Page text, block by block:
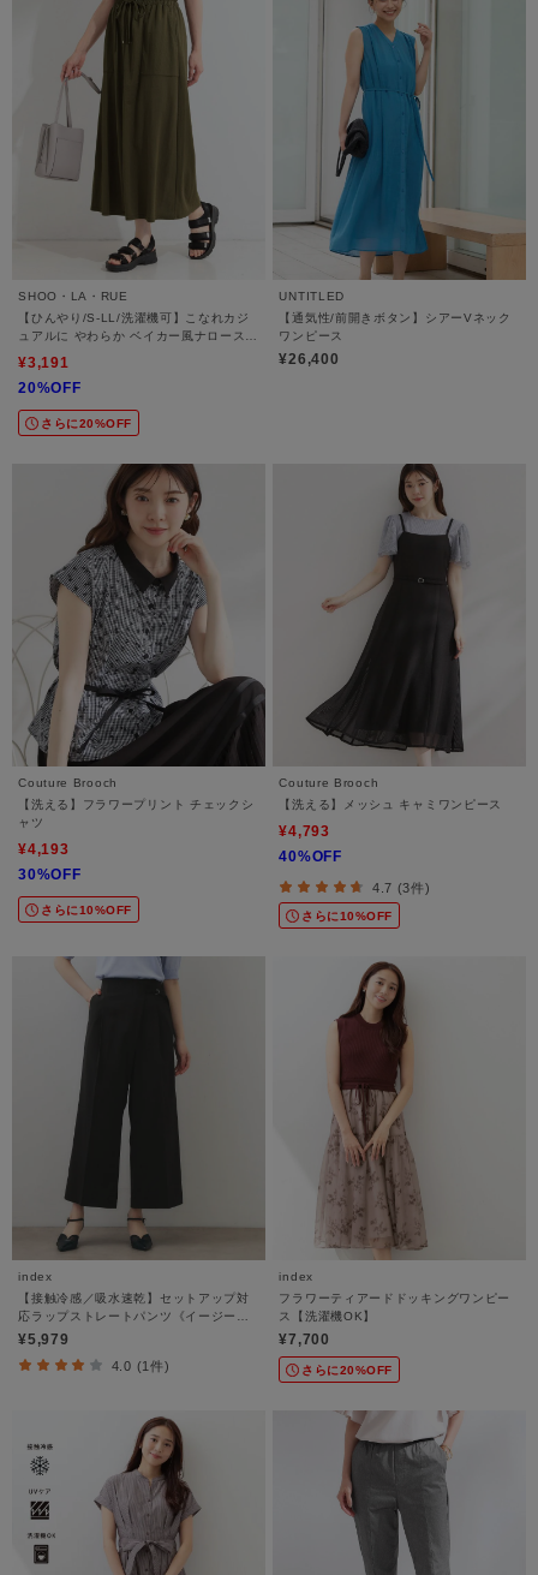
SHOO・LA・RUE
【ひんやり/S-LL/洗濯機可】こなれカジ
ュアルに やわらか ベイカー風ナロースカ
¥3,191
20%OFF
さらに20%OFF
UNTITLED
【通気性/前開きボタン】シアーVネック
ワンピース
¥26,400
Couture Brooch
【洗える】フラワープリント チェックシ
ャツ
¥4,193
30%OFF
さらに10%OFF
Couture Brooch
【洗える】メッシュ キャミワンピース
¥4,793
40%OFF
4.7 (3件)
さらに10%OFF
index
【接触冷感／吸水速乾】セットアップ対
応ラップストレートパンツ《イージーア
イロン／洗濯機OK》
¥5,979
4.0 (1件)
index
フラワーティアードドッキングワンピー
ス【洗濯機OK】
¥7,700
さらに20%OFF